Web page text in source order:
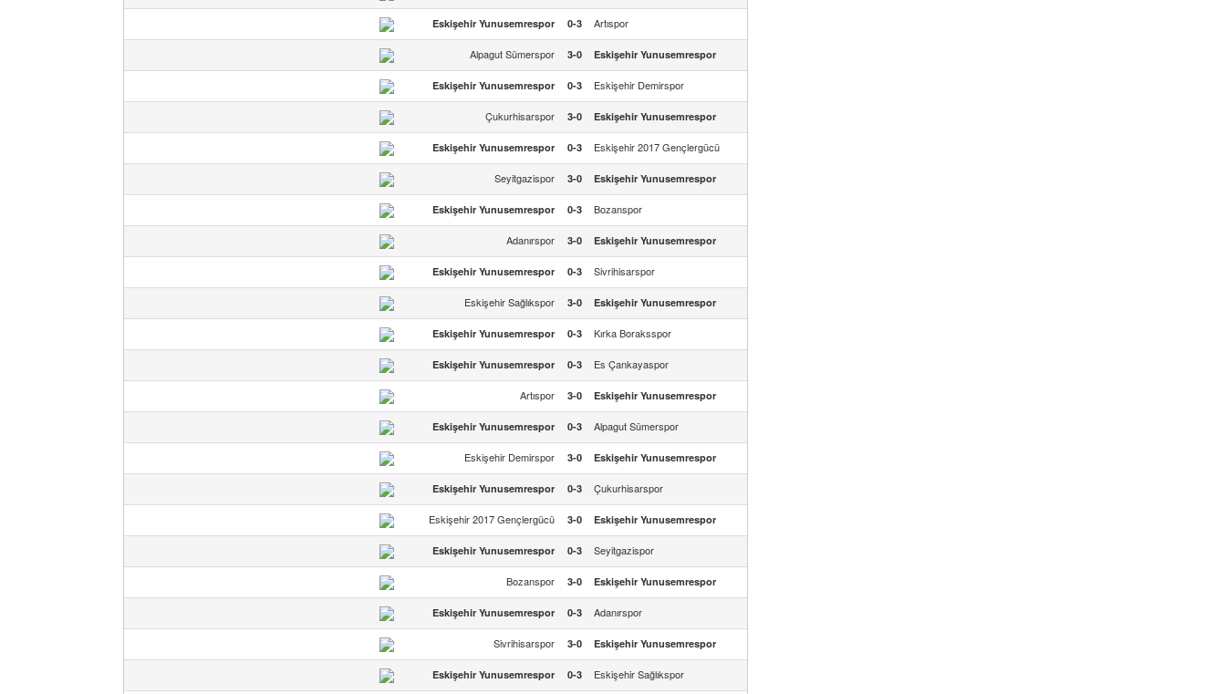
Eskişehir Yunusemrespor 0-3 Artıspor
Alpagut Sümerspor 3-0 Eskişehir Yunusemrespor
Eskişehir Yunusemrespor 0-3 Eskişehir Demirspor
Çukurhisarspor 3-0 Eskişehir Yunusemrespor
Eskişehir Yunusemrespor 0-3 Eskişehir 2017 Gençlergücü
Seyitgazispor 3-0 Eskişehir Yunusemrespor
Eskişehir Yunusemrespor 0-3 Bozanspor
Adanırspor 3-0 Eskişehir Yunusemrespor
Eskişehir Yunusemrespor 0-3 Sivrihisarspor
Eskişehir Sağlıkspor 3-0 Eskişehir Yunusemrespor
Eskişehir Yunusemrespor 0-3 Kırka Boraksspor
Eskişehir Yunusemrespor 0-3 Es Çankayaspor
Artıspor 3-0 Eskişehir Yunusemrespor
Eskişehir Yunusemrespor 0-3 Alpagut Sümerspor
Eskişehir Demirspor 3-0 Eskişehir Yunusemrespor
Eskişehir Yunusemrespor 0-3 Çukurhisarspor
Eskişehir 2017 Gençlergücü 3-0 Eskişehir Yunusemrespor
Eskişehir Yunusemrespor 0-3 Seyitgazispor
Bozanspor 3-0 Eskişehir Yunusemrespor
Eskişehir Yunusemrespor 0-3 Adanırspor
Sivrihisarspor 3-0 Eskişehir Yunusemrespor
Eskişehir Yunusemrespor 0-3 Eskişehir Sağlıkspor